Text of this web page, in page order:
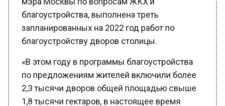
запланированных на 2022 год работ по
благоустройству дворов столицы.
«В этом году в программы благоустройства
по предложениям жителей включили более
2,3 тысячи дворов общей площадью свыше
1,8 тысячи гектаров, в настоящее время
выполнена примерно треть работ. Все